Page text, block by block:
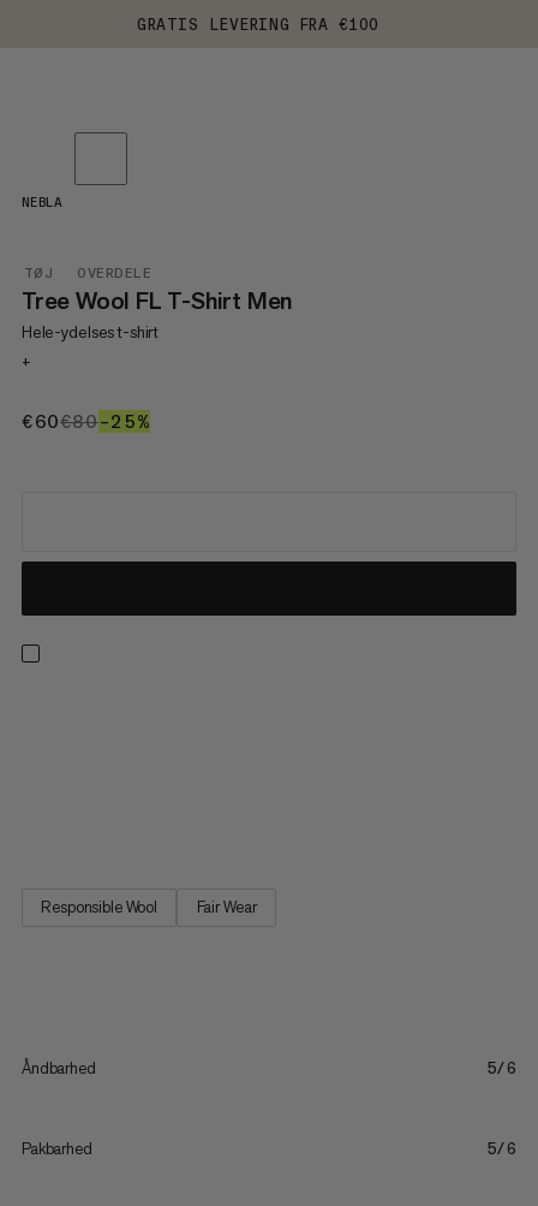
GRATIS LEVERING FRA €100
TØJ OVERDELE
Tree Wool FL T-Shirt Men
Hele-ydelses t-shirt
+
€60€60
€80€80
–25%
NEBLA
Responsible Wool Fair Wear
Åndbarhed 5/6
Pakbarhed 5/6